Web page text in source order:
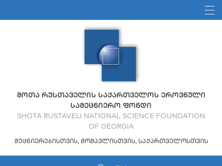
ᲨᲝᲗᲐ ᲠᲣᲡᲗᲐᲕᲔᲚᲘᲡ ᲡᲐᲥᲐᲠᲗᲕᲔᲚᲝᲡ ᲔᲠᲝᲕᲜᲣᲚᲘ
ᲡᲐᲛᲔᲪᲜᲘᲔᲠᲝ ᲤᲝᲜᲓᲘ
SHOTA RUSTAVELI NATIONAL SCIENCE FOUNDATION
OF GEORGIA
ᲛᲔᲪᲜᲘᲔᲠᲔᲑᲘᲡᲗᲕᲘᲡ, ᲛᲝᲛᲐᲕᲚᲘᲡᲗᲕᲘᲡ, ᲡᲐᲥᲐᲠᲗᲕᲔᲚᲝᲡᲗᲕᲘᲡ